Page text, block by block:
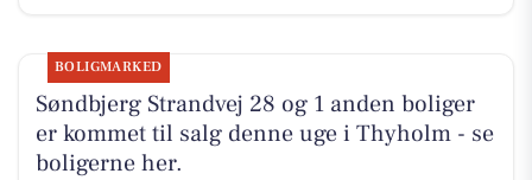
BOLIGMARKED
Søndbjerg Strandvej 28 og 1 anden boliger
er kommet til salg denne uge i Thyholm - se
boligerne her.